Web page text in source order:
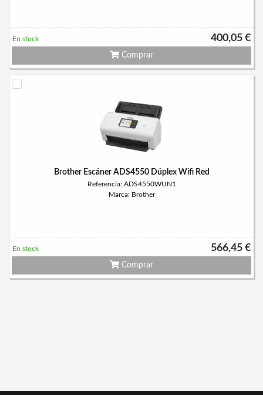
400,05 €
En stock
Comprar
Brother Escáner ADS4550 Dúplex Wifi Red
Referencia: ADS4550WUN1
Marca: Brother
566,45 €
En stock
Comprar